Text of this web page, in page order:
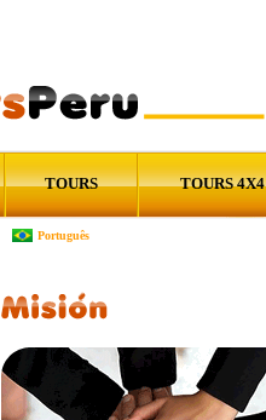
TOURS TOURS 4X4
Português